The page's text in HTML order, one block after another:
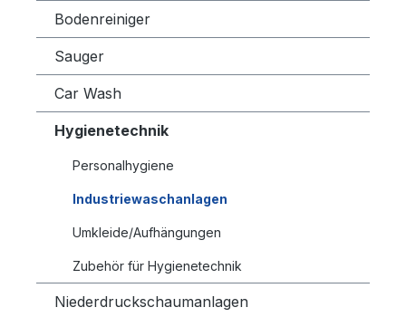
Bodenreiniger
Sauger
Car Wash
Hygienetechnik
Personalhygiene
Industriewaschanlagen
Umkleide/Aufhängungen
Zubehör für Hygienetechnik
Niederdruckschaumanlagen